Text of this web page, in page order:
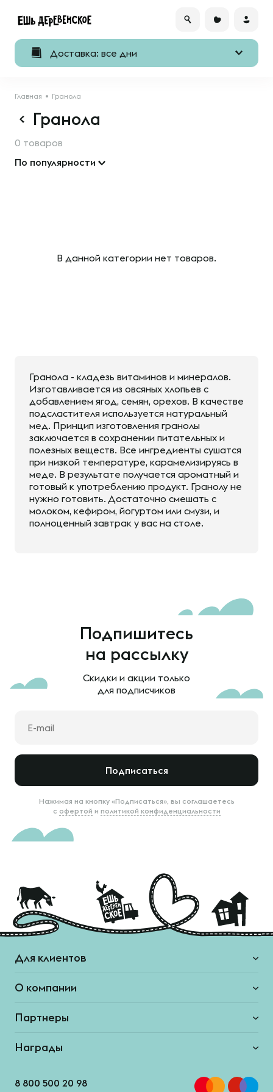
Доставка: все дни
Главная Гранола
Гранола
0 товаров
По популярности
В данной категории нет товаров.
Гранола - кладезь витаминов и минералов.
Изготавливается из овсяных хлопьев с
добавлением ягод, семян, орехов. В качестве
подсластителя используется натуральный
мед. Принцип изготовления гранолы
заключается в сохранении питательных и
полезных веществ. Все ингредиенты сушатся
при низкой температуре, карамелизируясь в
меде. В результате получается ароматный и
готовый к употреблению продукт. Гранолу не
нужно готовить. Достаточно смешать с
молоком, кефиром, йогуртом или смузи, и
полноценный завтрак у вас на столе.
Подпишитесь
на рассылку
Скидки и акции только
для подписчиков
Подписаться
Нажимая на кнопку «Подписаться», вы соглашаетесь
с офертой и политикой конфиденциальности
Для клиентов
О компании
Партнеры
Награды
8 800 500 20 98